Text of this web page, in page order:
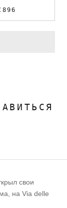
свои
на Via delle